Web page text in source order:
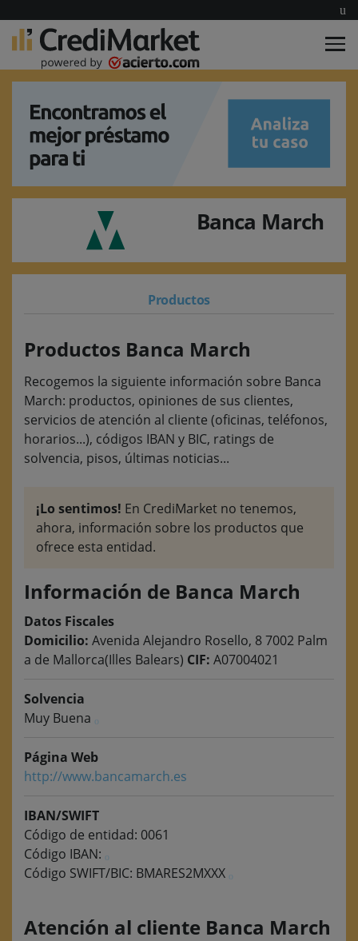
Banca March
Productos
Productos Banca March
Recogemos la siguiente información sobre Banca
March: productos, opiniones de sus clientes,
servicios de atención al cliente (oficinas, teléfonos,
horarios...), códigos IBAN y BIC, ratings de
solvencia, pisos, últimas noticias...
¡Lo sentimos! En CrediMarket no tenemos,
ahora, información sobre los productos que
ofrece esta entidad.
Información de Banca March
Datos Fiscales
Domicilio: Avenida Alejandro Rosello, 8 7002 Palm
a de Mallorca(Illes Balears) CIF: A07004021
Solvencia
Muy Buena
Página Web
http://www.bancamarch.es
IBAN/SWIFT
Código de entidad: 0061
Código IBAN:
Código SWIFT/BIC: BMARES2MXXX
Atención al cliente Banca March